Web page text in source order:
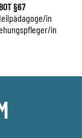
§67
in
in